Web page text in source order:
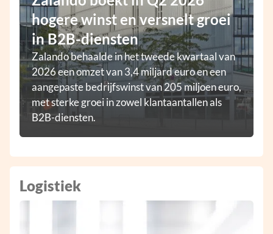
hogere winst en versnelt groei
in B2B-diensten
Zalando behaalde in het tweede kwartaal van
2026 een omzet van 3,4 miljard euro en een
aangepaste bedrijfswinst van 205 miljoen euro,
met sterke groei in zowel klantaantallen als
B2B-diensten.
Logistiek